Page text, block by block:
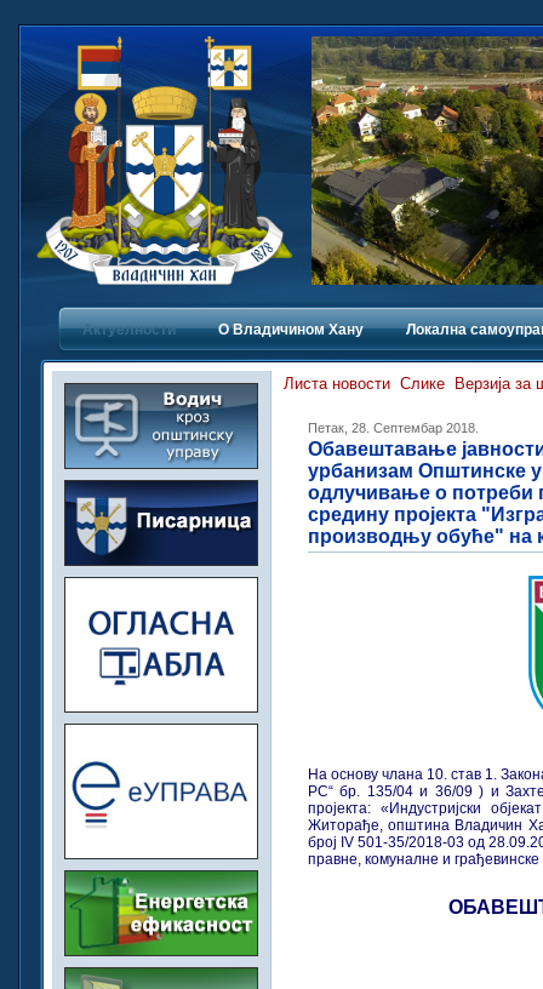
Актуелности О Владичинoм Хану Локална
Листа новости Слике Верзија за
Петак, 28. Септембар 2018.
Обавештавање
урбанизам Општинске
одлучивање о потреби
средину пројекта
производњу обуће" на
На основу члана 10. став 1.
РС“ бр. 135/04 и 36/09 ) и
пројекта: «Индустријски
Житорађе, општина Владичин
број IV 501-35/2018-03 од
правне, комуналне и